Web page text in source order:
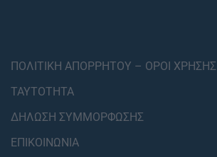
ΠΟΛΙΤΙΚΗ ΑΠΟΡΡΗΤΟΥ – ΟΡΟΙ ΧΡΗΣΗΣ
ΤΑΥΤΟΤΗΤΑ
ΔΗΛΩΣΗ ΣΥΜΜΟΡΦΩΣΗΣ
ΕΠΙΚΟΙΝΩΝΙΑ